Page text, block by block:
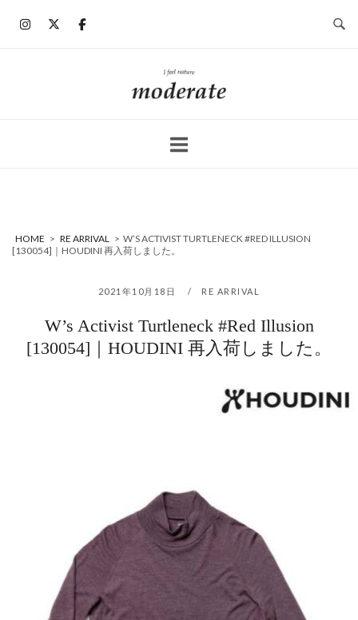
ホ
ー
HOME > RE ARRIVAL > W’S ACTIVIST TURTLENECK #RED ILLUSION
[130054]｜HOUDINI 再入荷しました。
2021年10月18日 RE ARRIVAL
W’s Activist Turtleneck #Red Illusion
[130054]｜HOUDINI 再入荷しました。